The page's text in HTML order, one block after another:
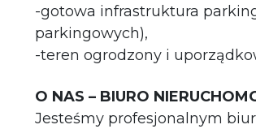
-gotowa infrastruktura
parkingowych),
-teren ogrodzony i
O NAS – BIURO
Jesteśmy profesjonalnym